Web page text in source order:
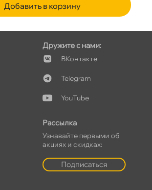
Добавить в корзину
Дружите с нами:
Контакте
Telegram
YouTube
Рассылка
Узнавайте первыми о
акциях и скидках:
Подписаться